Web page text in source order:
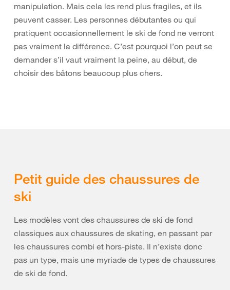
manipulation. Mais cela les rend plus fragiles, et ils
peuvent casser. Les personnes débutantes ou qui
pratiquent occasionnellement le ski de fond ne verront
pas vraiment la différence. C’est pourquoi l’on peut se
demander s’il vaut vraiment la peine, au début, de
choisir des bâtons beaucoup plus chers.
Petit guide des chaussures de
ski
Les modèles vont des chaussures de ski de fond
classiques aux chaussures de skating, en passant par
les chaussures combi et hors-piste. Il n’existe donc
pas un type, mais une myriade de types de chaussures
de ski de fond.